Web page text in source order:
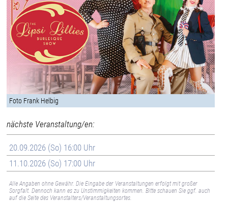
Foto Frank Helbig
nächste Veranstaltung/en:
20.09.2026 (So) 16:00 Uhr
11.10.2026 (So) 17:00 Uhr
Alle Angaben ohne Gewähr. Die Eingabe der Veranstaltungen erfolgt mit großer
Sorgfalt. Dennoch kann es zu Unstimmigkeiten kommen. Bitte schauen Sie ggf. auch
auf die Seite des Veranstalters/Veranstaltungsortes.